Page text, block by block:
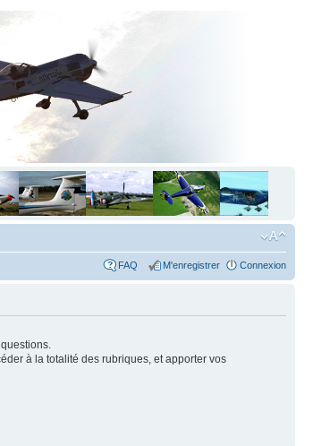
FAQ M'enregistrer Connexion
à la totalité des rubriques, et apporter vos